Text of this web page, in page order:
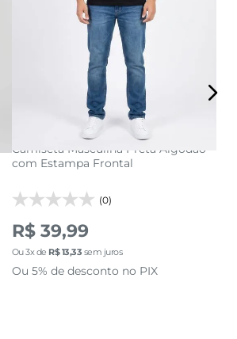
M G
adicionar a sacola
Camiseta Masculina Preta Algodão
com Estampa Frontal
(0)
R$ 39,99
Ou3x de R$ 13,33 sem juros
Ou 5% de desconto no PIX